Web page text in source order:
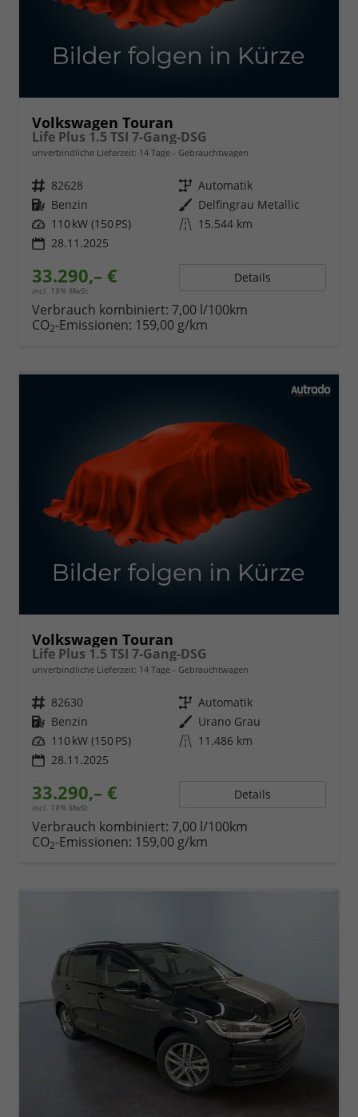
Volkswagen Touran
Life Plus 1.5 TSI 7-Gang-DSG
unverbindliche Lieferzeit: 14 Tage Gebrauchtwagen
Fahrzeugnr. 82628 Getriebe Automatik
Kraftstoff Benzin Außenfarbe Delfingrau Metallic
Leistung 110 kW (150 PS) Kilometerstand 15.544 km
28.11.2025
33.290,– €
incl. 19% MwSt.
Details
Verbrauch kombiniert: 7,00 l/100km
CO2-Emissionen: 159,00 g/km
Volkswagen Touran
Life Plus 1.5 TSI 7-Gang-DSG
unverbindliche Lieferzeit: 14 Tage Gebrauchtwagen
Fahrzeugnr. 82630 Getriebe Automatik
Kraftstoff Benzin Außenfarbe Urano Grau
Leistung 110 kW (150 PS) Kilometerstand 11.486 km
28.11.2025
33.290,– €
incl. 19% MwSt.
Details
Verbrauch kombiniert: 7,00 l/100km
CO2-Emissionen: 159,00 g/km